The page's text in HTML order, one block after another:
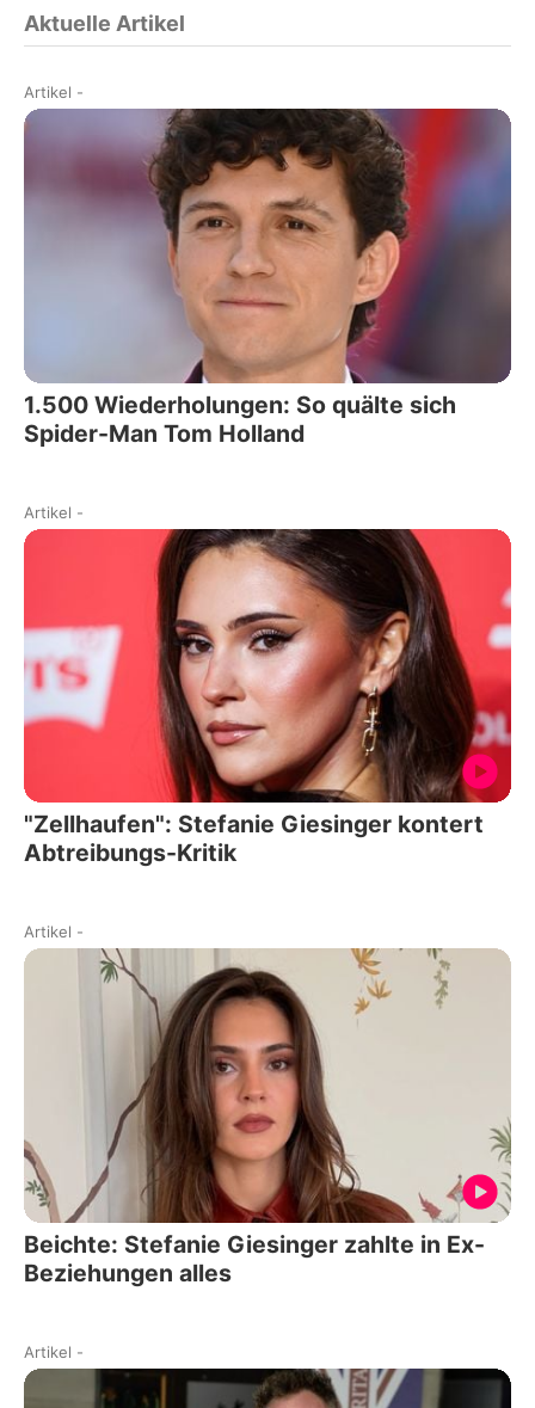
Aktuelle Artikel
Artikel -
1.500 Wiederholungen: So quälte sich
Spider-Man Tom Holland
Artikel -
"Zellhaufen": Stefanie Giesinger kontert
Abtreibungs-Kritik
Artikel -
Beichte: Stefanie Giesinger zahlte in Ex-
Beziehungen alles
Artikel -